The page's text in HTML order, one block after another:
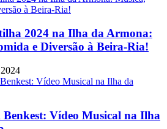
2024 na Ilha da Armona:
e Diversão à Beira-Ria!
Vídeo Musical na Ilha